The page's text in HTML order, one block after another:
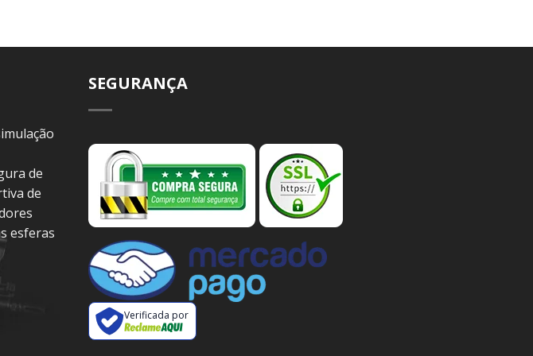
de
de
esferas
SEGURANÇA
Verificada por